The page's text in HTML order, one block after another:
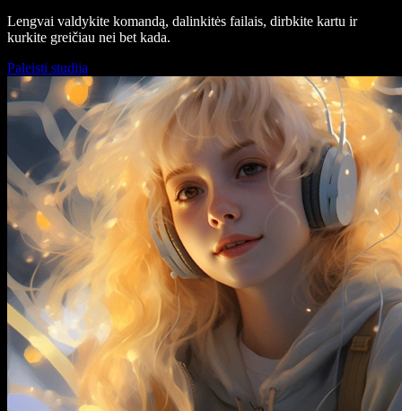
Lengvai valdykite komandą, dalinkitės failais, dirbkite kartu ir
kurkite greičiau nei bet kada.
Paleisti studiją